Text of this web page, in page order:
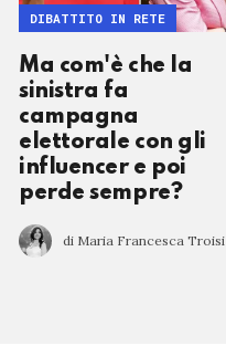
Ma com'è che la
sinistra fa
campagna
elettorale con gli
influencer e poi
perde sempre?
di Maria Francesca Troisi
DIBATTITO IN RETE